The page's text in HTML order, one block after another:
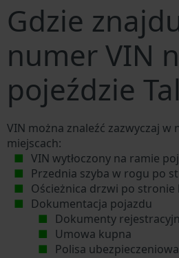
Gdzie
numer VIN
pojeździe
VIN można znaleźć zazwyczaj w
miejscach:
VIN wytłoczony na ramie
Przednia szyba w rogu po
Ościeżnica drzwi po stronie
Dokumentacja pojazdu
Dokumenty
Umowa kupna
Polisa